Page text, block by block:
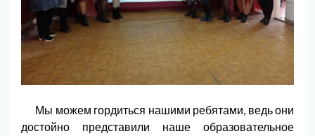
Мы можем гордиться нашими ребятами, ведь они
достойно представили наше образовательное